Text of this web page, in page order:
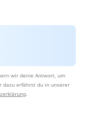
wir deine Antwort, um
dazu erfährst du in unserer